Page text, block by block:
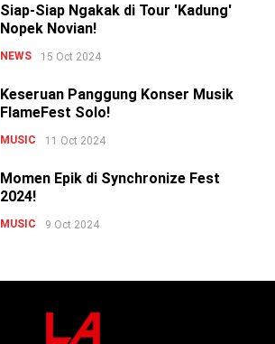
Siap-Siap Ngakak di Tour 'Kadung'
Nopek Novian!
NEWS 15 Oct 2024
Keseruan Panggung Konser Musik
FlameFest Solo!
MUSIC 11 Oct 2024
Momen Epik di Synchronize Fest
2024!
MUSIC 9 Oct 2024